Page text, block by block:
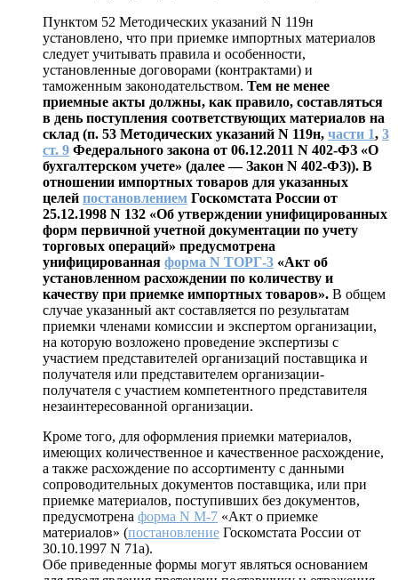
Пунктом 52 Методических указаний N 119н
установлено, что при приемке импортных материалов
следует учитывать правила и особенности,
установленные договорами (контрактами) и
таможенным законодательством. Тем не менее
приемные акты должны, как правило, составляться
в день поступления соответствующих материалов на
склад (п. 53 Методических указаний N 119н, части 1, 3
ст. 9 Федерального закона от 06.12.2011 N 402-ФЗ «О
бухгалтерском учете» (далее — Закон N 402-ФЗ)). В
отношении импортных товаров для указанных
целей постановлением Госкомстата России от
25.12.1998 N 132 «Об утверждении унифицированных
форм первичной учетной документации по учету
торговых операций» предусмотрена
унифицированная форма N ТОРГ-3 «Акт об
установленном расхождении по количеству и
качеству при приемке импортных товаров». В общем
случае указанный акт составляется по результатам
приемки членами комиссии и экспертом организации,
на которую возложено проведение экспертизы с
участием представителей организаций поставщика и
получателя или представителем организации-
получателя с участием компетентного представителя
незаинтересованной организации.
Кроме того, для оформления приемки материалов,
имеющих количественное и качественное расхождение,
а также расхождение по ассортименту с данными
сопроводительных документов поставщика, или при
приемке материалов, поступивших без документов,
предусмотрена форма N М-7 «Акт о приемке
материалов» (постановление Госкомстата России от
30.10.1997 N 71а).
Обе приведенные формы могут являться основанием